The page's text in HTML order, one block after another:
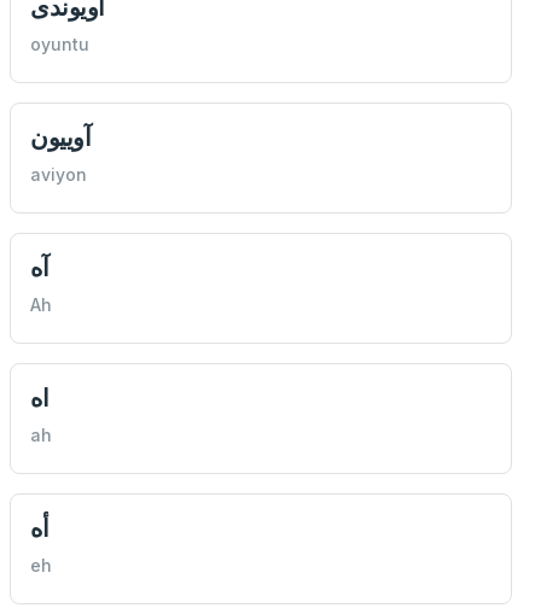
اويوندی
oyuntu
آويیون
aviyon
آه
Ah
اه
ah
أه
eh